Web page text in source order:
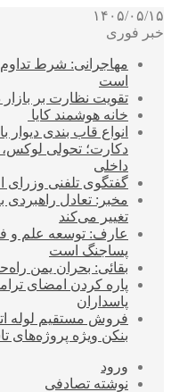
۱۴۰۵/۰۵/۱۵
خبر فوری
مهاجرانی: شرط تداوم
است
تقویت نظارت بر بازار
خانه هوشمند کایا
انواع قاب بندی
دکارت؛ تحولی
داخلی
گفتگوی تلفنی وزرای
مخبر: تعادل
تغییر می‌کند
عارف: توسعه علم و
پساجنگ است
بقائی: بحران یمن
پاره کردن امضای
پاسداران
فروش مستقیم لوله
بنکن ویژه پروژه‌های
ورود
نوشته تصادفی